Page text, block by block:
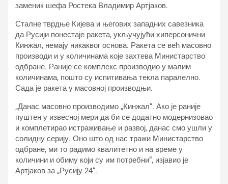
заменик шефа Ростека Владимир Артјаков.
Сталне тврдње Кијева и његових западних савезника
да Русији понестаје ракета, укључујући хиперсонични
Кинжал, немају никаквог основа. Ракета се већ масовно
производи и у количинама које захтева Министарство
одбране. Раније се комплекс производио у малим
количинама, пошто су испитивања текла паралелно.
Сада је ракета у масовној производњи.
„Данас масовно производимо „Кинжал“. Ако је раније
пуштен у извесној мери да би се додатно модернизовао
и комплетирао истраживање и развој, данас смо ушли у
солидну серију. Оно што од нас тражи Министарство
одбране, ми то радимо квалитетно и на време у
количини и обиму који су им потребни“, изјавио је
Артјаков за „Русију 24“.